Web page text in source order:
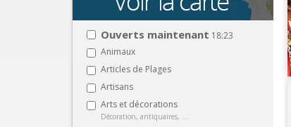
Ouverts maintenant 18:23
Animaux
Articles de Plages
Artisans
Arts et décorations
Décoration, antiquaires, ...